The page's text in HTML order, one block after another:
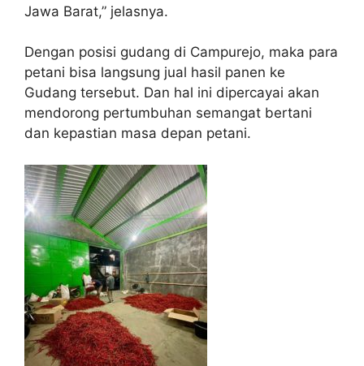
Jawa Barat,” jelasnya.
Dengan posisi gudang di Campurejo, maka para
petani bisa langsung jual hasil panen ke
Gudang tersebut. Dan hal ini dipercayai akan
mendorong pertumbuhan semangat bertani
dan kepastian masa depan petani.